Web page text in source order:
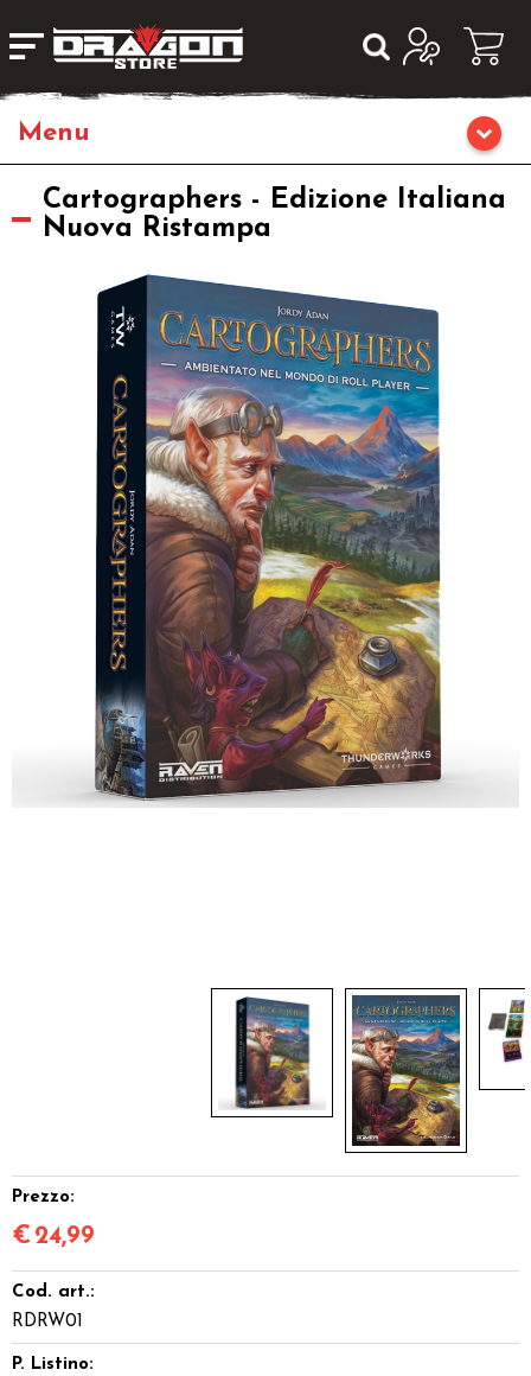
Home
Giochi di Carte Collezionabili
Giocattoli e Gadget
Offerte del Dragone
Cartographers - Edizione Italiana
Nuova Ristampa
Prezzo:
€ 24,99
Cod. art.:
RDRW01
P. Listino: